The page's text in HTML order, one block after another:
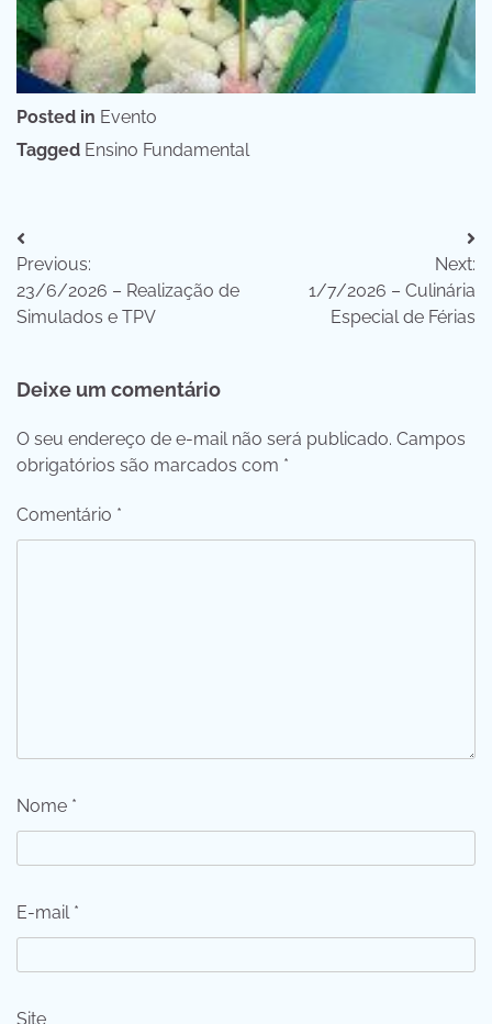
Posted in Evento
Tagged Ensino Fundamental
Navegação
de
Post
Previous:
23/6/2026 – Realização de
Simulados e TPV
Next:
1/7/2026 – Culinária
Especial de Férias
Deixe um comentário
O seu endereço de e-mail não será publicado. Campos
obrigatórios são marcados com *
Comentário *
Nome *
E-mail *
Site